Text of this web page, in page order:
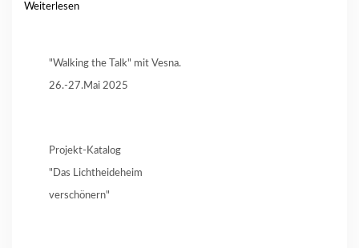
Weiterlesen
"Walking the Talk" mit Vesna.
26.-27.Mai 2025
Projekt-Katalog
"Das Lichtheideheim
verschönern"